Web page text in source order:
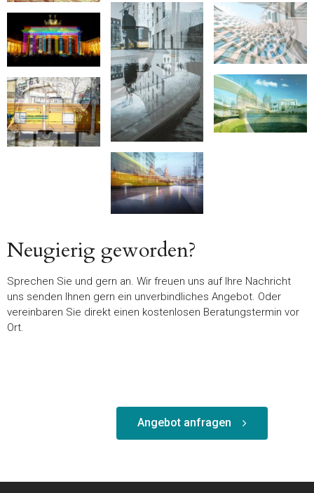
Neugierig geworden?
Sprechen Sie und gern an. Wir freuen uns auf Ihre Nachricht
uns senden Ihnen gern ein unverbindliches Angebot. Oder
vereinbaren Sie direkt einen kostenlosen Beratungstermin vor
Ort.
Angebot anfragen